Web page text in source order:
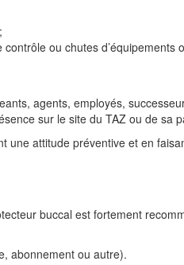
ou chutes d’équipements
agents, employés,
sur le site du TAZ ou de sa
une attitude préventive et en
buccal est fortement
abonnement ou autre).